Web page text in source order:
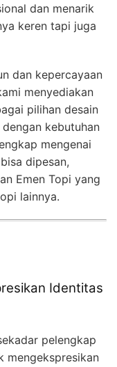
dan menarik
keren tapi juga
dan kepercayaan
menyediakan
pilihan desain
kebutuhan
mengenai
dipesan,
Emen Topi yang
lainnya.
Identitas
pelengkap
mengekspresikan